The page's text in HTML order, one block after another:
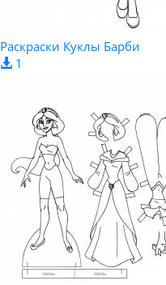
Раскраски Куклы Барби
1